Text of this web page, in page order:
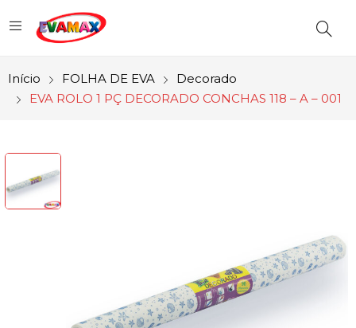
Início FOLHA DE EVA
Decorado
EVA ROLO 1 PÇ DECORADO CONCHAS 118 – A – 001